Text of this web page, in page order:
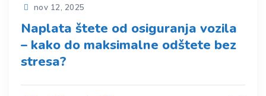
nov 12, 2025
Naplata štete od osiguranja vozila
– kako do maksimalne odštete bez
stresa?